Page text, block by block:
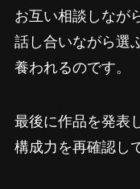
お互い相談しなが
話し合いながら選
養われるのです。
最後に作品を発表
構成力を再確認し